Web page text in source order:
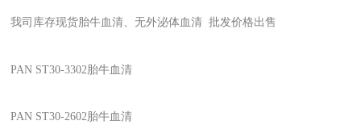
我司 库存现货胎牛血清、无外泌体血清 批发价格出售
PAN ST30-3302 胎牛血清
PAN ST30-2602胎牛血清